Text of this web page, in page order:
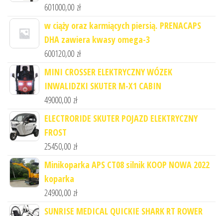
601000,00 zł
w ciąży oraz karmiących piersią. PRENACAPS
DHA zawiera kwasy omega-3
600120,00 zł
MINI CROSSER ELEKTRYCZNY WÓZEK
INWALIDZKI SKUTER M-X1 CABIN
49000,00 zł
ELECTRORIDE SKUTER POJAZD ELEKTRYCZNY
FROST
25450,00 zł
Minikoparka APS CT08 silnik KOOP NOWA 2022
koparka
24900,00 zł
SUNRISE MEDICAL QUICKIE SHARK RT ROWER